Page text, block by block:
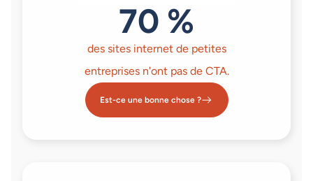
70 %
des sites internet de petites
entreprises n'ont pas de CTA.
Est-ce une bonne chose ?